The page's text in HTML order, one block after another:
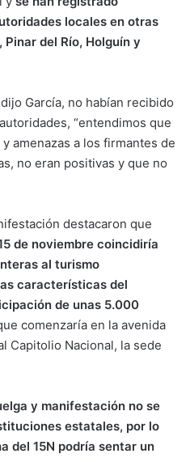
locales en otras
del Río, Holguín y
García, no habían recibido
“entendimos que
amenazas a los firmantes de
no eran positivas y que no
destacaron que
de noviembre coincidiría
al turismo
características del
de unas 5.000
comenzaría en la avenida
Capitolio Nacional, la sede
y manifestación no se
estatales, por lo
del 15N podría sentar un